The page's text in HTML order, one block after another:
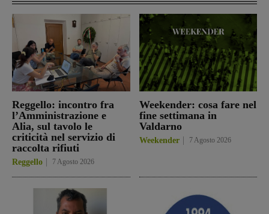
Reggello: incontro fra
l’Amministrazione e
Alia, sul tavolo le
criticità nel servizio di
raccolta rifiuti
Reggello 7 Agosto 2026
Weekender: cosa fare nel
fine settimana in
Valdarno
Weekender 7 Agosto 2026